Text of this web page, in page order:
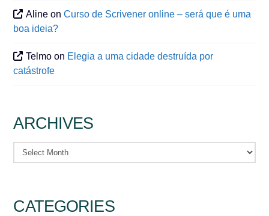
Aline onCurso de Scrivener online – será que é uma
boa ideia?
Telmo on Elegia a uma cidade destruída por
catástrofe
ARCHIVES
Archives
CATEGORIES